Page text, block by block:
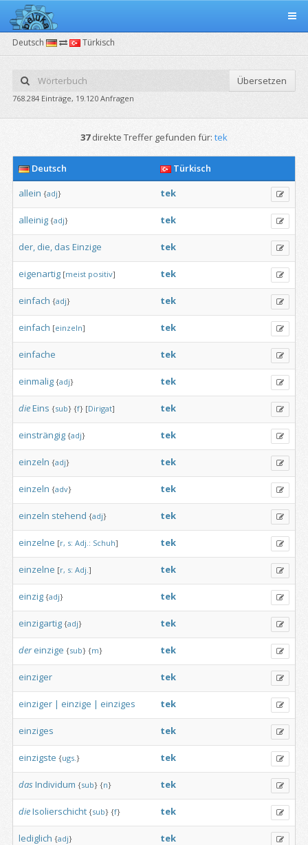
Deutsch Türkisch
Übersetzen
768.284 Einträge, 19.120 Anfragen
37direkte Treffer gefunden für: tek
Deutsch
Türkisch
allein {adj} tek
alleinig {adj} tek
der, die, das Einzige tek
eigenartig [meist positiv] tek
einfach {adj} tek
einfach [einzeln] tek
einfache tek
einmalig {adj} tek
dieEins {sub} {f} [Dirigat] tek
einsträngig {adj} tek
einzeln {adj} tek
einzeln {adv} tek
einzeln stehend {adj} tek
einzelne [r, s: Adj.: Schuh] tek
einzelne [r, s: Adj.] tek
einzig {adj} tek
einzigartig {adj} tek
der einzige {sub} {m} tek
einziger tek
einziger | einzige | einziges tek
einziges tek
einzigste {ugs.} tek
dasIndividum {sub} {n} tek
dieIsolierschicht {sub} {f} tek
lediglich {adj} tek